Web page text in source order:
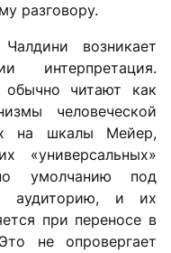
разговору.
Чалдини возникает
интерпретация.
читают как
человеческой
на шкалы Мейер,
«универсальных»
умолчанию под
аудиторию, и их
при переносе в
не опровергает